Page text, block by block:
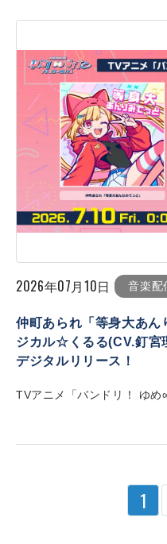
2026年07月10日 音楽配
仲町あられ「等身大あん
ジカル☆くるる(CV.釘宮
デジタルリリース！
TVアニメ「バンドリ！ ゆめ
1